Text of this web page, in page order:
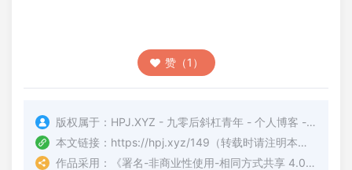
赞（1）
版权属于：
HPJ.XYZ - 九零后斜杠青年 - 个人博客 - PJ的博客
本文链接： https://hpj.xyz/149 （转载时请注明本文出处及文章链接）
作品采用：
《署名-非商业性使用-相同方式共享 4.0 国际 (CC BY-NC-SA 4.0)